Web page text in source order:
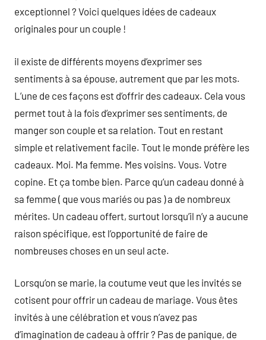
exceptionnel ? Voici quelques idées de cadeaux
originales pour un couple !
il existe de différents moyens d’exprimer ses
sentiments à sa épouse, autrement que par les mots.
L’une de ces façons est d’offrir des cadeaux. Cela vous
permet tout à la fois d’exprimer ses sentiments, de
manger son couple et sa relation. Tout en restant
simple et relativement facile. Tout le monde préfère les
cadeaux. Moi. Ma femme. Mes voisins. Vous. Votre
copine. Et ça tombe bien. Parce qu’un cadeau donné à
sa femme ( que vous mariés ou pas ) a de nombreux
mérites. Un cadeau offert, surtout lorsqu’il n’y a aucune
raison spécifique, est l’opportunité de faire de
nombreuses choses en un seul acte.
Lorsqu’on se marie, la coutume veut que les invités se
cotisent pour offrir un cadeau de mariage. Vous êtes
invités à une célébration et vous n’avez pas
d’imagination de cadeau à offrir ? Pas de panique, de